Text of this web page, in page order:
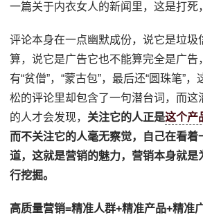
一篇关于内衣女人的新闻里，这是打死
评论本身在一点幽默成份，说它是垃圾
算，说它是广告它也不能算完全是广告
有“贫僧”，“蒙古包”，最后还“圆珠笔”
松的评论里却包含了一句潜台词，而这
的人才会发现， 关注它的人正是这个产
而不关注它的人毫无察觉，自己在看着
道，这就是营销的魅力，营销本身就是
行挖掘。
高质量营销=精准人群+精准产品+精准